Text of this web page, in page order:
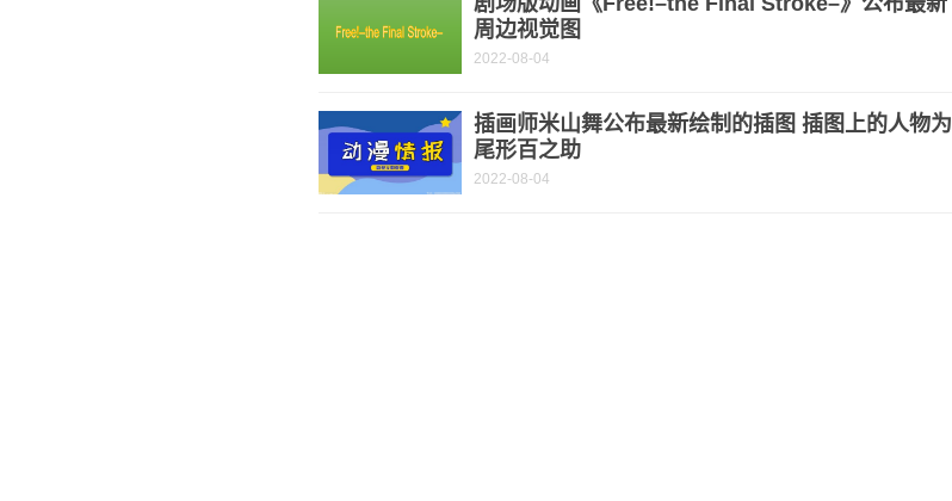
周边视觉图
2022-08-04
插画师米山舞公布最新绘制的插图 插图上的人物为
尾形百之助
2022-08-04